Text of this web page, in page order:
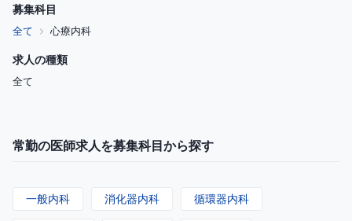
募集科目
全て 心療内科
求人の種類
全て
常勤の医師求人を募集科目から探す
一般内科 消化器内科 循環器内科